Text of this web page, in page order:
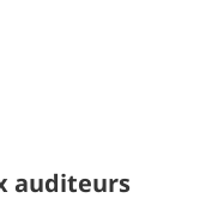
auditeurs